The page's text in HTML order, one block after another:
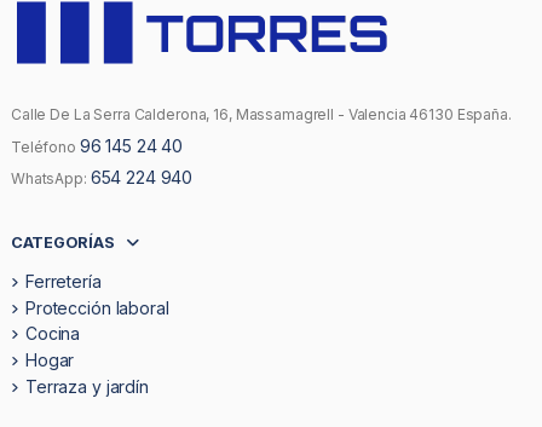
Calle De La Serra Calderona, 16, Massamagrell - Valencia 46130 España.
Teléfono 96 145 24 40
WhatsApp: 654 224 940
CATEGORÍAS
Ferretería
Protección laboral
Cocina
Hogar
Terraza y jardín